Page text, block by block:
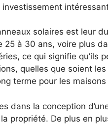
solaires est leur
25 à⁢ 30 ans, voire plus
ce ‍qui ⁢signifie qu’ils
quelles que soient
terme⁤ pour les
dans la conception
propriété. De plus en